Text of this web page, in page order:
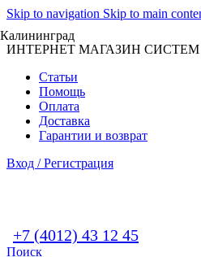
Skip to navigation Skip to main
Калининград
ИНТЕРНЕТ МАГАЗИН
Статьи
Помощь
Оплата
Доставка
Гарантии и возврат
Вход / Регистрация
+7 (4012) 43 12 45
Поиск